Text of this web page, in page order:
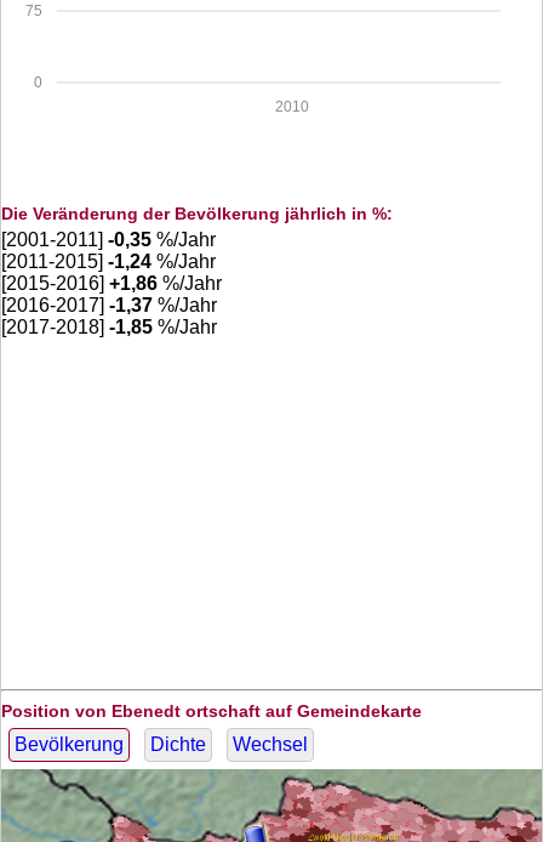
0
75
2010
Die Veränderung der Bevölkerung jährlich in %:
[2001-2011] -0,35 %/Jahr
[2011-2015] -1,24 %/Jahr
[2015-2016] +1,86 %/Jahr
[2016-2017] -1,37 %/Jahr
[2017-2018] -1,85 %/Jahr
Position von Ebenedt ortschaft auf Gemeindekarte
Bevölkerung Dichte Wechsel